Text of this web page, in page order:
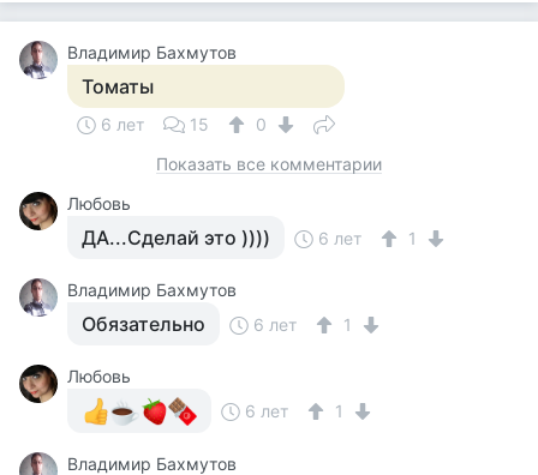
Владимир Бахмутов
Томаты
6 лет 15
0
Показать все комментарии
Любовь
ДА...Сделай это )))) 6 лет 1
Владимир Бахмутов
Обязательно 6 лет 1
Любовь
6 лет
1
Владимир Бахмутов